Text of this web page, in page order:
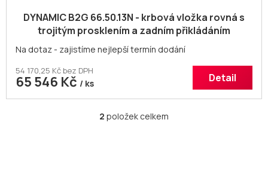
DYNAMIC B2G 66.50.13N - krbová vložka rovná s
trojitým prosklením a zadním přikládáním
Na dotaz - zajistíme nejlepší termín dodání
54 170,25 Kč bez DPH
65 546 Kč / ks Detail
O
2 položek celkem